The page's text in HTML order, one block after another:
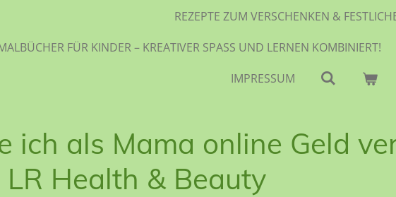
REZEPTE ZUM VERSCHENKEN &
FÜR KINDER – KREATIVER SPASS UND LERNEN KOMBINIERT!
IMPRESSUM
ich als Mama online Geld
LR Health & Beauty